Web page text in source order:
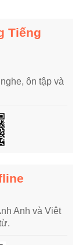
Tiếng
ôn tập và
Anh và Việt